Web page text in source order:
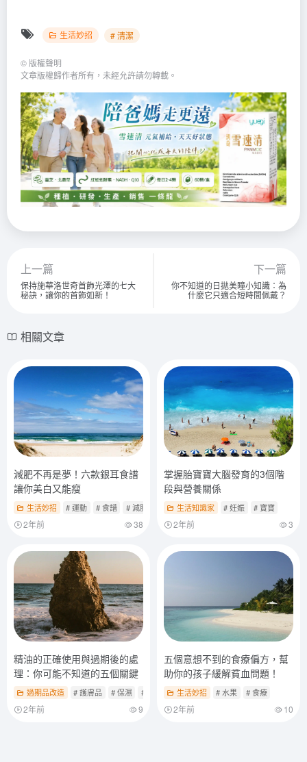
生活妙招 # 清潔
© 版權聲明
文章版權歸作者所有，未經允許請勿轉載。
上一篇
保持施華洛世奇首飾光澤的七大
秘訣，讓你的首飾如新！
下一篇
你不知道的日拋美瞳小知識：為
什麼它只適合短時間佩戴？
相關文章
減肥不再是夢！六款銀耳食譜
讓你美白又能瘦
生活妙招 # 運動 # 食譜 # 減肥
2年前 38
掌握胎寶寶大腦發育的3個階
段與營養關係
生活知識家 # 妊娠 # 寶寶
2年前 3
精油的正確使用與過期後的處
理：你可能不知道的五個關鍵
過期品改造 # 護膚品 # 保濕 # 精油
2年前 9
五個意想不到的食療偏方，幫
助你的孩子緩解貧血問題！
生活妙招 # 水果 # 食療
2年前 10